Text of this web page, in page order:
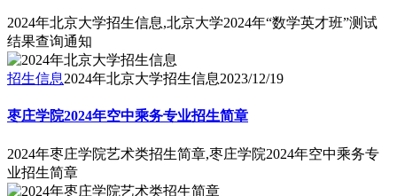
2024年北京大学招生信息,北京大学2024年“数学英才班”测试
结果查询通知
招生信息2024年北京大学招生信息2023/12/19
枣庄学院2024年空中乘务专业招生简章
2024年枣庄学院艺术类招生简章,枣庄学院2024年空中乘务专
业招生简章